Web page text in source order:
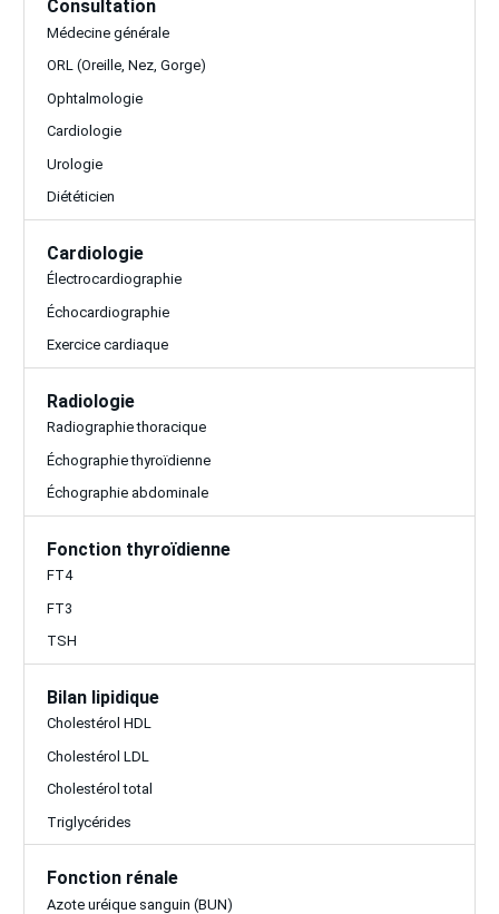
Consultation
Médecine générale
ORL (Oreille, Nez, Gorge)
Ophtalmologie
Cardiologie
Urologie
Diététicien
Cardiologie
Électrocardiographie
Échocardiographie
Exercice cardiaque
Radiologie
Radiographie thoracique
Échographie thyroïdienne
Échographie abdominale
Fonction thyroïdienne
FT4
FT3
TSH
Bilan lipidique
Cholestérol HDL
Cholestérol LDL
Cholestérol total
Triglycérides
Fonction rénale
Azote uréique sanguin (BUN)